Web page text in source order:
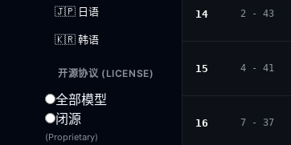
🇯🇵 日语
🇰🇷 韩语
开源协议 (LICENSE)
全部模型
闭源
(Proprietary)
14 2 - 43
15 4 - 41
16 7 - 37